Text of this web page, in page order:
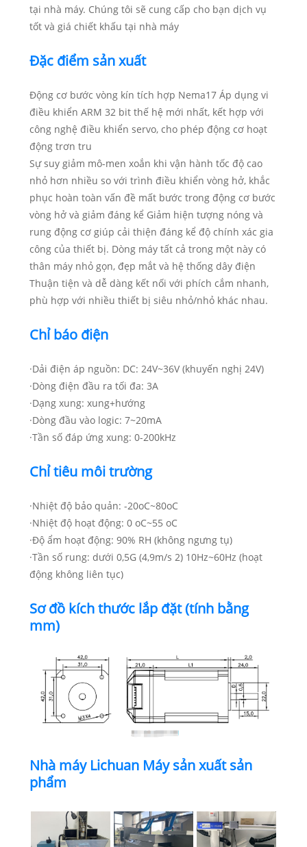
tại nhà máy. Chúng tôi sẽ cung cấp cho bạn dịch vụ
tốt và giá chiết khấu tại nhà máy
Đặc điểm sản xuất
Động cơ bước vòng kín tích hợp Nema17 Áp dụng vi
điều khiển ARM 32 bit thế hệ mới nhất, kết hợp với
công nghệ điều khiển servo, cho phép động cơ hoạt
động trơn tru
Sự suy giảm mô-men xoắn khi vận hành tốc độ cao
nhỏ hơn nhiều so với trình điều khiển vòng hở, khắc
phục hoàn toàn vấn đề mất bước trong động cơ bước
vòng hở và giảm đáng kể Giảm hiện tượng nóng và
rung động cơ giúp cải thiện đáng kể độ chính xác gia
công của thiết bị. Dòng máy tất cả trong một này có
thân máy nhỏ gọn, đẹp mắt và hệ thống dây điện
Thuận tiện và dễ dàng kết nối với phích cắm nhanh,
phù hợp với nhiều thiết bị siêu nhỏ/nhỏ khác nhau.
Chỉ báo điện
·Dải điện áp nguồn: DC: 24V~36V (khuyến nghị 24V)
·Dòng điện đầu ra tối đa: 3A
·Dạng xung: xung+hướng
·Dòng đầu vào logic: 7~20mA
·Tần số đáp ứng xung: 0-200kHz
Chỉ tiêu môi trường
·Nhiệt độ bảo quản: -20oC~80oC
·Nhiệt độ hoạt động: 0 oC~55 oC
·Độ ẩm hoạt động: 90% RH (không ngưng tụ)
·Tần số rung: dưới 0,5G (4,9m/s 2) 10Hz~60Hz (hoạt
động không liên tục)
Sơ đồ kích thước lắp đặt (tính bằng
mm)
Nhà máy Lichuan Máy sản xuất sản
phẩm